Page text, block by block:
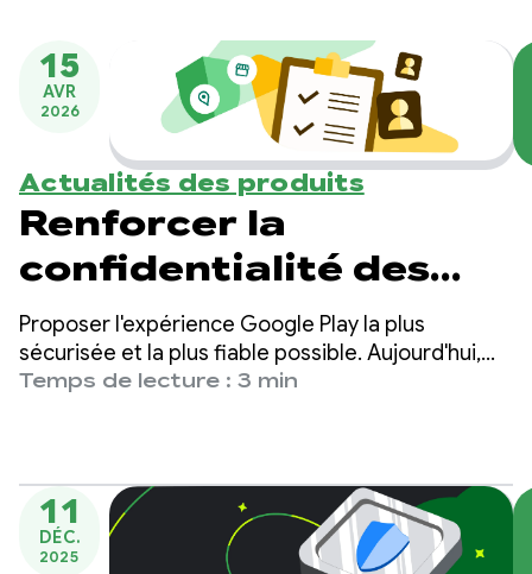
15
AVR
2026
Actualités des produits
Renforcer la
confidentialité des
utilisateurs et la
protection des
entreprises grâce à la
Play
Proposer l'expérience Google Play la plus
sécurisée et la plus fiable possible. Aujourd'hui,
nous vous annonçons de nouvelles mises à jour
fraude.
Temps de lecture : 3 min
11
DÉC.
2025